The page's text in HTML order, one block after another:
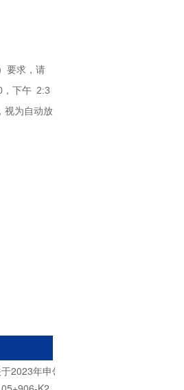
要求，请
，下午 2:3
视为自动放
2023年申领高层次人才岗位激励资金人